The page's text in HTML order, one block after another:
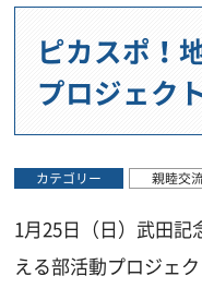
ピカスポ！
プロジェク
カテゴリー 親睦交
1月25日（日）武田
える部活動プロジェ